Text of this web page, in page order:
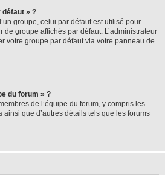
défaut » ?
groupe, celui par défaut est utilisé pour
groupe affichés par défaut. L’administrateur
votre groupe par défaut via votre panneau de
du forum » ?
de l’équipe du forum, y compris les
que d’autres détails tels que les forums